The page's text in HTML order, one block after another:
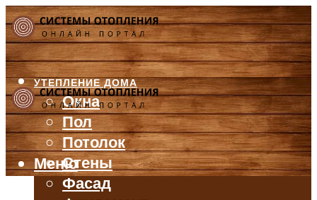
УТЕПЛЕНИЕ ДОМА
Окна
Пол
Потолок
Стены
Фасад
Меню